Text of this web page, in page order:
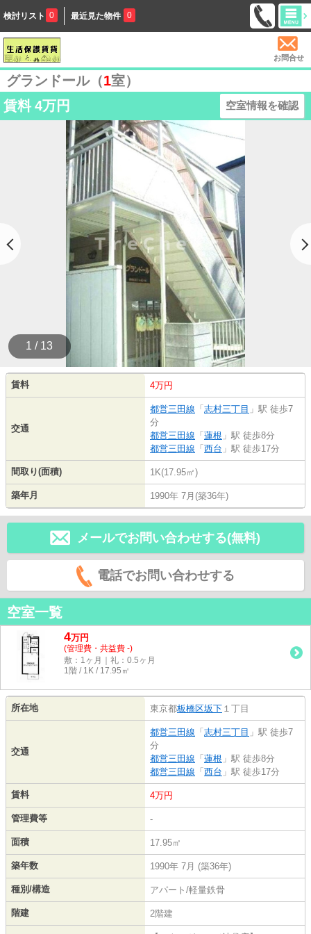
検討リスト 0 最近見た物件 0
お問合せ
グランドール（1室）
賃料 4万円 空室情報を確認
1 / 13
賃料 4万円
交通
都営三田線 「 志村三丁目 」駅 徒歩7
分
都営三田線 「 蓮根 」駅 徒歩8分
都営三田線 「 西台 」駅 徒歩17分
間取り(面積) 1K(17.95㎡)
築年月 1990年 7月(築36年)
メールでお問い合わせする(無料)
電話でお問い合わせする
空室一覧
4万円
(管理費・共益費 -)
敷：1ヶ月｜礼：0.5ヶ月
1階 / 1K / 17.95㎡
所在地 東京都板橋区坂下 １丁目
交通
都営三田線 「 志村三丁目 」駅 徒歩7
分
都営三田線 「 蓮根 」駅 徒歩8分
都営三田線 「 西台 」駅 徒歩17分
賃料 4万円
管理費等 -
面積 17.95㎡
築年数 1990年 7月 (築36年)
種別/構造 アパート/軽量鉄骨
階建 2階建